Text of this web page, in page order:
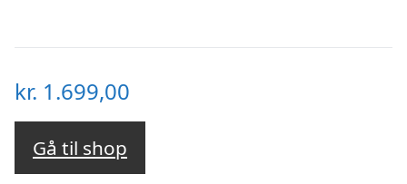
kr. 1.699,00
Gå til shop